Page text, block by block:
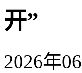
开”
2026年